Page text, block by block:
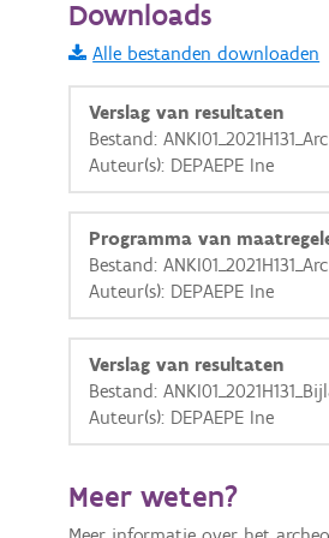
Informatie Vlaanderen
i
+ −
OSM-Basiskaart
Ortho
Downloads
Alle bestanden downloaden
Verslag van resultaten
Bestand:
Auteur(s): DEPAEPE Ine
Programma van
Bestand:
Auteur(s): DEPAEPE Ine
Verslag van resultaten
Bestand:
Auteur(s): DEPAEPE Ine
Meer weten?